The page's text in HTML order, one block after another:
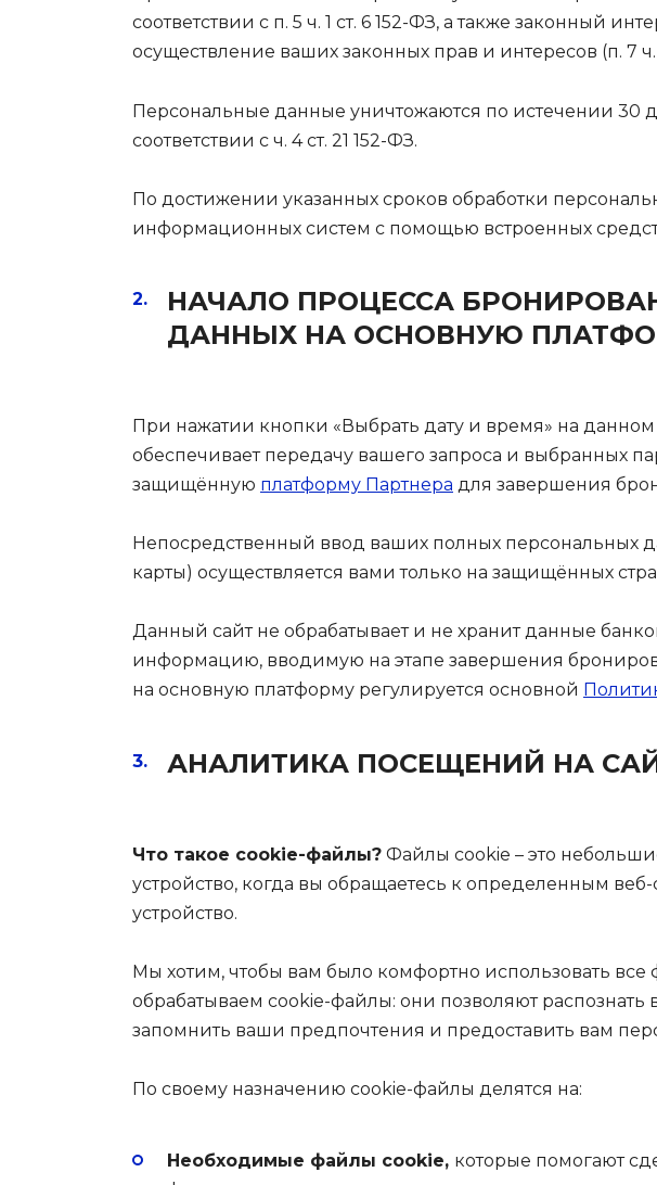
соответствии с п. 5 ч. 1 ст. 6 152-ФЗ, а также законный
осуществление ваших законных прав и интересов (п. 7 ч.
Персональные данные уничтожаются по истечении 30
соответствии с ч. 4 ст. 21 152-ФЗ.
По достижении указанных сроков обработки
информационных систем с помощью встроенных
НАЧАЛО ПРОЦЕССА
ДАННЫХ НА ОСНОВНУЮ
При нажатии кнопки «Выбрать дату и время» на
обеспечивает передачу вашего запроса и выбранных
защищённую платформу Партнера для завершения
Непосредственный ввод ваших полных персональных
карты) осуществляется вами только на защищённых
Данный сайт не обрабатывает и не хранит данные
информацию, вводимую на этапе завершения
на основную платформу регулируется основной
АНАЛИТИКА ПОСЕЩЕНИЙ НА
Что такое cookie-файлы? Файлы cookie – это
устройство, когда вы обращаетесь к определенным
устройство.
Мы хотим, чтобы вам было комфортно использовать
обрабатываем cookie-файлы: они позволяют
запомнить ваши предпочтения и предоставить вам
По своему назначению cookie-файлы делятся на:
Необходимые файлы cookie, которые помогают